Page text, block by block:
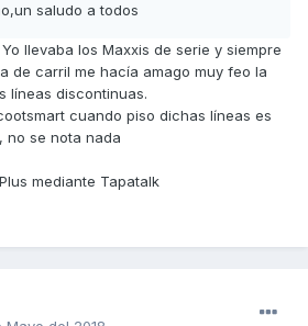
saludo a todos
llevaba los Maxxis de serie y siempre
de carril me hacía amago muy feo la
líneas discontinuas.
cuando piso dichas líneas es
no se nota nada
mediante Tapatalk